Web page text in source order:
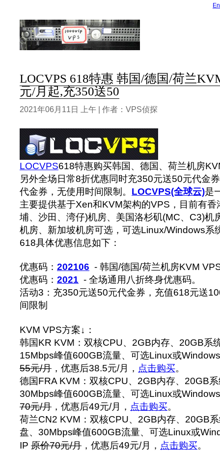
LOCVPS 618特惠 韩国/德国/荷兰
元/月起,充350送50
2021年06月11日 上午 | 作者：VPS侦探
LOCVPS618特惠购买韩国、德国、荷兰机房
另外全场日常8折优惠同时充350元送50元代金
代金券，无使用时间限制。 LOCVPS(全球云)是
主要提供基于Xen和KVM架构的VPS，目前有香
埔、沙田、湾仔)机房、美国洛杉矶(MC、C3)机
机房、新加坡机房可选，可选Linux/Windows系
618具体优惠信息如下：
优惠码： 202106 - 韩国/德国/荷兰机房KVM
优惠码： 2021 - 全场通用八折终身优惠码。
活动3：充350元送50元代金券，充值618元送
间限制
KVM VPS方案↓：
韩国KR KVM：双核CPU、2GB内存、20GB系
15Mbps峰值600GB流量、可选Linux或
55元/月 ，优惠后38.5元/月， 点击购买。
德国FRA KVM：双核CPU、2GB内存、20GB
30Mbps峰值600GB流量、可选Linux或
70元/月 ，优惠后49元/月， 点击购买。
荷兰CN2 KVM：双核CPU、2GB内存、20GB
盘、30Mbps峰值600GB流量、可选Linux或
IP 原价70元/月 ，优惠后49元/月， 点击购买。